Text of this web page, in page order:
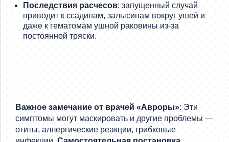
Последствия расчесов: запущенный случай
приводит к ссадинам, залысинам вокруг ушей и
даже к гематомам ушной раковины из-за
постоянной тряски.
Важное замечание от врачей «Авроры»: Эти
симптомы могут маскировать и другие проблемы —
отиты, аллергические реакции, грибковые